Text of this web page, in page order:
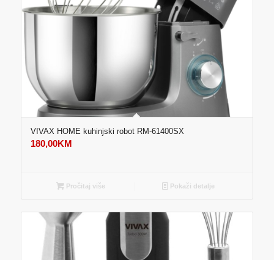
VIVAX HOME kuhinjski robot RM-61400SX
180,00KM
Pročitaj više Pokaži detalje